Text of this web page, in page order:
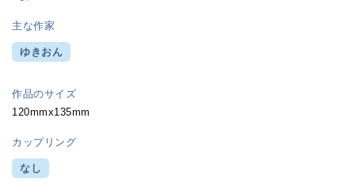
主な作家
ゆきおん
作品のサイズ
120mmx135mm
カップリング
なし